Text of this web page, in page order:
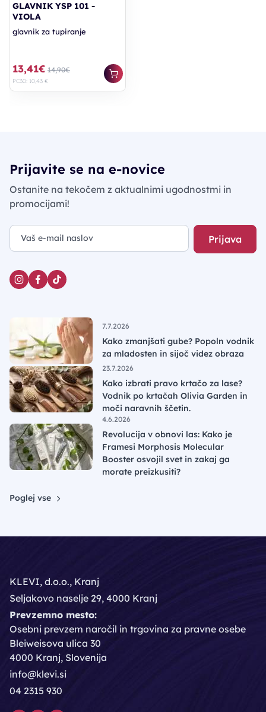
GLAVNIK YSP 101 -
VIOLA
glavnik za tupiranje
13,41€ 14,90€
PC30: 10,43 €
Prijavite se na e-novice
Ostanite na tekočem z aktualnimi ugodnostmi in
promocijami!
Prijava
7.7.2026
Kako zmanjšati gube? Popoln vodnik
za mladosten in sijoč videz obraza
23.7.2026
Kako izbrati pravo krtačo za lase?
Vodnik po krtačah Olivia Garden in
moči naravnih ščetin.
4.6.2026
Revolucija v obnovi las: Kako je
Framesi Morphosis Molecular
Booster osvojil svet in zakaj ga
morate preizkusiti?
Poglej vse
KLEVI, d.o.o., Kranj
Seljakovo naselje 29, 4000 Kranj
Prevzemno mesto:
Osebni prevzem naročil in trgovina za pravne osebe
Bleiweisova ulica 30
4000 Kranj, Slovenija
info@klevi.si
04 2315 930